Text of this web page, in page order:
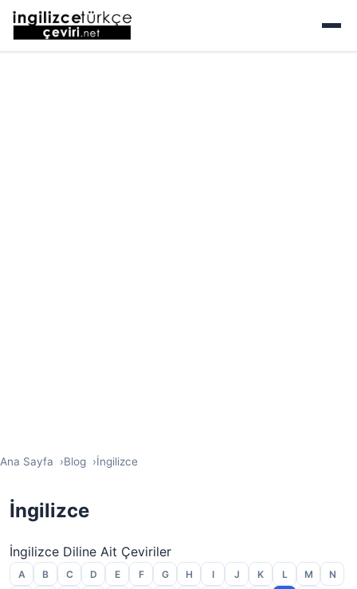
Ana Sayfa Blog İngilizce
İngilizce
İngilizce Diline Ait Çeviriler
A B C D E F G H I J K L M
N